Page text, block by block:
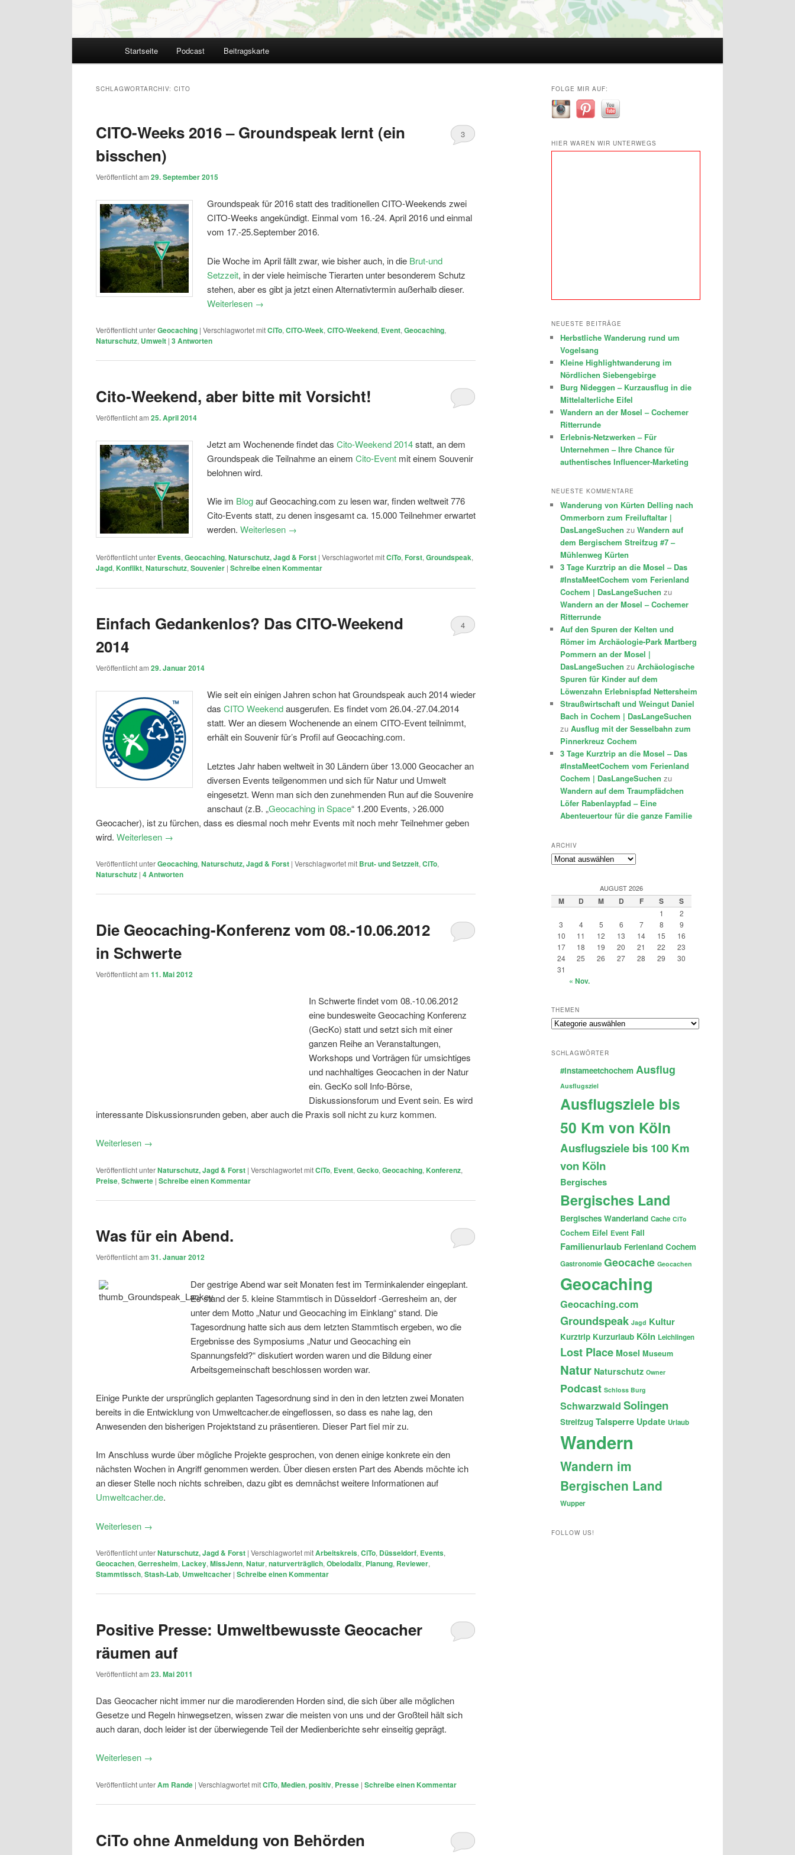
Startseite Podcast Beitragskarte
SCHLAGWORTARCHIV: CITO
CITO-Weeks 2016 – Groundspeak lernt (ein
bisschen)
Veröffentlicht am 29. September 2015
3
Groundspeak für 2016 statt des traditionellen CITO-Weekends zwei
CITO-Weeks angekündigt. Einmal vom 16.-24. April 2016 und einmal
vom 17.-25.September 2016.
Die Woche im April fällt zwar, wie bisher auch, in die Brut-und
Setzzeit, in der viele heimische Tierarten unter besonderem Schutz
stehen, aber es gibt ja jetzt einen Alternativtermin außerhalb dieser.
Weiterlesen →
Veröffentlicht unterGeocaching | Verschlagwortet mitCiTo, CITO-Week, CITO-Weekend, Event, Geocaching,
Naturschutz, Umwelt | 3Antworten
Cito-Weekend, aber bitte mit Vorsicht!
Veröffentlicht am 25. April 2014
Jetzt am Wochenende findet dasCito-Weekend 2014statt, an dem
Groundspeak die Teilnahme an einemCito-Event mit einem Souvenir
belohnen wird.
Wie im Blogauf Geocaching.com zu lesen war, finden weltweit 776
Cito-Events statt, zu denen insgesamt ca. 15.000 Teilnehmer erwartet
werden.Weiterlesen →
Veröffentlicht unter Events, Geocaching, Naturschutz, Jagd & Forst | Verschlagwortet mitCiTo, Forst, Groundspeak,
Jagd, Konflikt, Naturschutz, Souvenier | Schreibe einen Kommentar
Einfach Gedankenlos? Das CITO-Weekend
2014
Veröffentlicht am 29. Januar 2014
4
Wie seit ein einigen Jahren schon hat Groundspeak auch 2014 wieder
dasCITO Weekendausgerufen. Es findet vom 26.04.-27.04.2014
statt. Wer an diesem Wochenende an einem CITO-Event teilnimmt,
erhält ein Souvenir für’s Profil auf Geocaching.com.
Letztes Jahr haben weltweit in 30 Ländern über 13.000 Geocacher an
diversen Events teilgenommen und sich für Natur und Umwelt
eingesetzt. Wenn man sich den zunehmenden Run auf die Souvenire
anschaut (z.B. „Geocaching in Space“ 1.200 Events, >26.000
Geocacher), ist zu fürchen, dass es diesmal noch mehr Events mit noch mehr Teilnehmer geben
wird. Weiterlesen →
Veröffentlicht unterGeocaching, Naturschutz, Jagd & Forst | Verschlagwortet mit Brut- und Setzzeit, CiTo,
Naturschutz | 4Antworten
Die Geocaching-Konferenz vom 08.-10.06.2012
in Schwerte
Veröffentlicht am 11. Mai 2012
In Schwerte findet vom 08.-10.06.2012
eine bundesweite Geocaching Konferenz
(GecKo) statt und setzt sich mit einer
ganzen Reihe an Veranstaltungen,
Workshops und Vorträgen für umsichtiges
und nachhaltiges Geocachen in der Natur
ein. GecKo soll Info-Börse,
Diskussionsforum und Event sein. Es wird
interessante Diskussionsrunden geben, aber auch die Praxis soll nicht zu kurz kommen.
Weiterlesen →
Veröffentlicht unterNaturschutz, Jagd & Forst | Verschlagwortet mitCiTo, Event, Gecko, Geocaching, Konferenz,
Preise, Schwerte | Schreibe einen Kommentar
Was für ein Abend.
Veröffentlicht am 31. Januar 2012
Der gestrige Abend war seit Monaten fest im Terminkalender eingeplant.
Es stand der 5. kleine Stammtisch in Düsseldorf -Gerresheim an, der
unter dem Motto „Natur und Geocaching im Einklang“ stand. Die
Tagesordnung hatte sich aus dem letzten Stammtisch ergeben, wo die
Ergebnisse des Symposiums „Natur und Geocaching ein
Spannungsfeld?“ diskutiert worden waren und die Bildung einer
Arbeitsgemeinschaft beschlossen worden war.
Einige Punkte der ursprünglich geplanten Tagesordnung sind in den in den letzten zwei Monaten
bereits in die Entwicklung von Umweltcacher.de eingeflossen, so dass es nahe lag, den
Anwesenden den bisherigen Projektstand zu präsentieren. Dieser Part fiel mir zu.
Im Anschluss wurde über mögliche Projekte gesprochen, von denen einige konkrete ein den
nächsten Wochen in Angriff genommen werden. Über diesen ersten Part des Abends möchte ich
an dieser Stelle noch nichts schreiben, dazu gibt es demnächst weitere Informationen auf
Umweltcacher.de.
Weiterlesen →
Veröffentlicht unterNaturschutz, Jagd & Forst | Verschlagwortet mitArbeitskreis, CiTo, Düsseldorf, Events,
Geocachen, Gerresheim, Lackey, MissJenn, Natur, naturverträglich, Obelodalix, Planung, Reviewer,
Stammtissch, Stash-Lab, Umweltcacher | Schreibe einen Kommentar
Positive Presse: Umweltbewusste Geocacher
räumen auf
Veröffentlicht am 23. Mai 2011
Das Geocacher nicht immer nur die marodierenden Horden sind, die sich über alle möglichen
Gesetze und Regeln hinwegsetzen, wissen zwar die meisten von uns und der Großteil hält sich
auch daran, doch leider ist der überwiegende Teil der Medienberichte sehr einseitig geprägt.
Weiterlesen →
Veröffentlicht unterAm Rande | Verschlagwortet mitCiTo, Medien, positiv, Presse | Schreibe einen Kommentar
CiTo ohne Anmeldung von Behörden
FOLGE MIR AUF:
HIER WAREN WIR UNTERWEGS
NEUESTE BEITRÄGE
Herbstliche Wanderung rund um
Vogelsang
Kleine Highlightwanderung im
Nördlichen Siebengebirge
Burg Nideggen – Kurzausflug in die
Mittelalterliche Eifel
Wandern an der Mosel – Cochemer
Ritterrunde
Erlebnis-Netzwerken – Für
Unternehmen – Ihre Chance für
authentisches Influencer-Marketing
NEUESTE KOMMENTARE
Wanderung von Kürten Delling nach
Ommerborn zum Freiluftaltar |
DasLangeSuchen zu Wandern auf
dem Bergischem Streifzug #7 –
Mühlenweg Kürten
3 Tage Kurztrip an die Mosel – Das
#InstaMeetCochem vom Ferienland
Cochem | DasLangeSuchen zu
Wandern an der Mosel – Cochemer
Ritterrunde
Auf den Spuren der Kelten und
Römer im Archäologie-Park Martberg
Pommern an der Mosel |
DasLangeSuchen zu Archäologische
Spuren für Kinder auf dem
Löwenzahn Erlebnispfad Nettersheim
Straußwirtschaft und Weingut Daniel
Bach in Cochem | DasLangeSuchen
zu Ausflug mit der Sesselbahn zum
Pinnerkreuz Cochem
3 Tage Kurztrip an die Mosel – Das
#InstaMeetCochem vom Ferienland
Cochem | DasLangeSuchen zu
Wandern auf dem Traumpfädchen
Löfer Rabenlaypfad – Eine
Abenteuertour für die ganze Familie
ARCHIV
Archiv
AUGUST 2026
M D M D F S S
1
2
3
4 5 6 7 8
9
10
11 12 13 14 15
16
17
18 19 20 21 22
23
24
25 26 27 28 29
30
31
« Nov.
THEMEN
Themen
SCHLAGWÖRTER
#instameetchochem Ausflug
Ausflugsziel
Ausflugsziele bis
50 Km von Köln
Ausflugsziele bis 100 Km
von Köln
Bergisches
Bergisches Land
Bergisches Wanderland Cache CiTo
Cochem Eifel Event Fail
Familienurlaub Ferienland Cochem
Gastronomie Geocache Geocachen
Geocaching
Geocaching.com
Groundspeak Jagd Kultur
Kurztrip Kurzurlaub Köln Leichlingen
Lost Place Mosel Museum
Natur Naturschutz Owner
Podcast Schloss Burg
Schwarzwald Solingen
Streifzug Talsperre Update Urlaub
Wandern
Wandern im
Bergischen Land
Wupper
FOLLOW US!